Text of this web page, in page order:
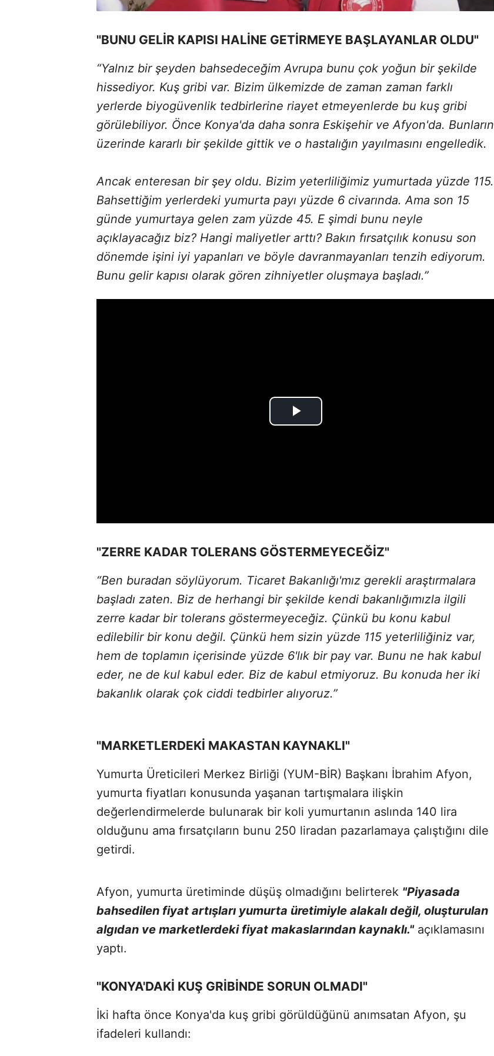
"BUNU GELİR KAPISI HALİNE GETİRMEYE BAŞLAYANLAR OLDU"
“Yalnız bir şeyden bahsedeceğim Avrupa bunu çok yoğun bir şekilde
hissediyor. Kuş gribi var. Bizim ülkemizde de zaman zaman farklı
yerlerde biyogüvenlik tedbirlerine riayet etmeyenlerde bu kuş gribi
görülebiliyor. Önce Konya'da daha sonra Eskişehir ve Afyon'da. Bunların
üzerinde kararlı bir şekilde gittik ve o hastalığın yayılmasını engelledik.
Ancak enteresan bir şey oldu. Bizim yeterliliğimiz yumurtada yüzde 115.
Bahsettiğim yerlerdeki yumurta payı yüzde 6 civarında. Ama son 15
günde yumurtaya gelen zam yüzde 45. E şimdi bunu neyle
açıklayacağız biz? Hangi maliyetler arttı? Bakın fırsatçılık konusu son
dönemde işini iyi yapanları ve böyle davranmayanları tenzih ediyorum.
Bunu gelir kapısı olarak gören zihniyetler oluşmaya başladı.”
"ZERRE KADAR TOLERANS GÖSTERMEYECEĞİZ"
“Ben buradan söylüyorum. Ticaret Bakanlığı'mız gerekli araştırmalara
başladı zaten. Biz de herhangi bir şekilde kendi bakanlığımızla ilgili
zerre kadar bir tolerans göstermeyeceğiz. Çünkü bu konu kabul
edilebilir bir konu değil. Çünkü hem sizin yüzde 115 yeterliliğiniz var,
hem de toplamın içerisinde yüzde 6'lık bir pay var. Bunu ne hak kabul
eder, ne de kul kabul eder. Biz de kabul etmiyoruz. Bu konuda her iki
bakanlık olarak çok ciddi tedbirler alıyoruz.”
"MARKETLERDEKİ MAKASTAN KAYNAKLI"
Yumurta Üreticileri Merkez Birliği (YUM-BİR) Başkanı İbrahim Afyon,
yumurta fiyatları konusunda yaşanan tartışmalara ilişkin
değerlendirmelerde bulunarak bir koli yumurtanın aslında 140 lira
olduğunu ama fırsatçıların bunu 250 liradan pazarlamaya çalıştığını dile
getirdi.
Afyon, yumurta üretiminde düşüş olmadığını belirterek "Piyasada
bahsedilen fiyat artışları yumurta üretimiyle alakalı değil, oluşturulan
algıdan ve marketlerdeki fiyat makaslarından kaynaklı."açıklamasını
yaptı.
"KONYA'DAKİ KUŞ GRİBİNDE SORUN OLMADI"
İki hafta önce Konya'da kuş gribi görüldüğünü anımsatan Afyon, şu
ifadeleri kullandı: